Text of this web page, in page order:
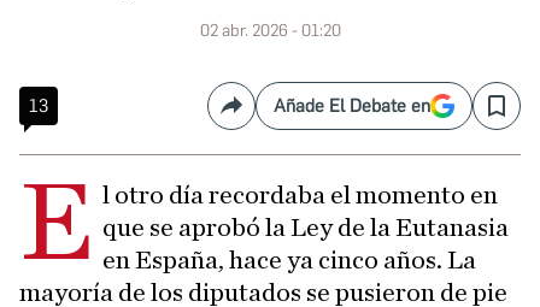
02 abr. 2026 - 01:20
13 CompartirAñade El Debate en Save
E l otro día recordaba el momento en
que se aprobó la Ley de la Eutanasia
en España, hace ya cinco años. La
mayoría de los diputados se pusieron de pie